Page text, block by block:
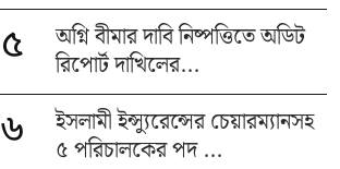
৫
অগ্নি বীমার দাবি নিষ্পত্তিতে অডিট
রিপোর্ট দাখিলের...
৬
ইসলামী ইন্স্যুরেন্সের চেয়ারম্যানসহ
৫ পরিচালকের পদ ...